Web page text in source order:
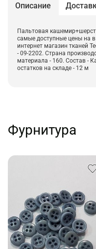
Описание
Пальтовая
самые доступные цены на
интернет магазин тканей
- 09-2202. Страна
материала - 160. Состав -
остатков на складе - 12 м
Фурнитура